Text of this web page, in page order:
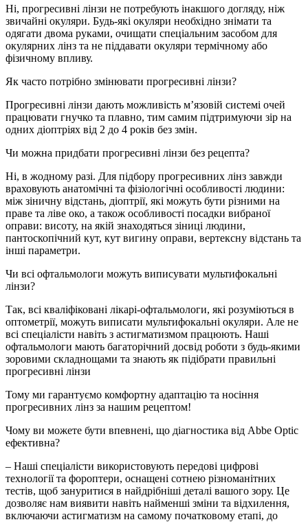
Ні, прогресивні лінзи не потребують інакшого догляду, ніж
звичайні окуляри. Будь-які окуляри необхідно знімати та
одягати двома руками, очищати спеціальним засобом для
окулярних лінз та не піддавати окуляри термічному або
фізичному впливу.
Як часто потрібно змінювати прогресивні лінзи?
Прогресивні лінзи дають можливість м’язовій системі очей
працювати гнучко та плавно, тим самим підтримуючи зір на
одних діоптріях від 2 до 4 років без змін.
Чи можна придбати прогресивні лінзи без рецепта?
Ні, в жодному разі. Для підбору прогресивних лінз завжди
враховують анатомічні та фізіологічні особливості людини:
між зіничну відстань, діоптрії, які можуть бути різними на
праве та ліве око, а також особливості посадки вибраної
оправи: висоту, на якій знаходяться зіниці людини,
пантоскопічний кут, кут вигину оправи, вертексну відстань та
інші параметри.
Чи всі офтальмологи можуть виписувати мультифокальні
лінзи?
Так, всі кваліфіковані лікарі-офтальмологи, які розуміються в
оптометрії, можуть виписати мультифокальні окуляри. Але не
всі спеціалісти навіть з астигматизмом працюють. Наші
офтальмологи мають багаторічний досвід роботи з будь-якими
зоровими складнощами та знають як підібрати правильні
прогресивні лінзи
Тому ми гарантуємо комфортну адаптацію та носіння
прогресивних лінз за нашим рецептом!
Чому ви можете бути впевнені, що діагностика від Abbe Optic
ефективна?
– Наші спеціалісти використовують передові цифрові
технології та фороптери, оснащені сотнею різноманітних
тестів, щоб зануритися в найдрібніші деталі вашого зору. Це
дозволяє нам виявити навіть найменші зміни та відхилення,
включаючи астигматизм на самому початковому етапі, до